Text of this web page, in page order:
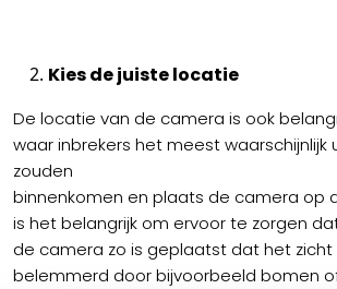
Kies de juiste locatie
De locatie van de camera is ook
waar inbrekers het meest waarschijnlijk
zouden
binnenkomen en plaats de camera op
is het belangrijk om ervoor te zorgen
de camera zo is geplaatst dat het
belemmerd door bijvoorbeeld bomen